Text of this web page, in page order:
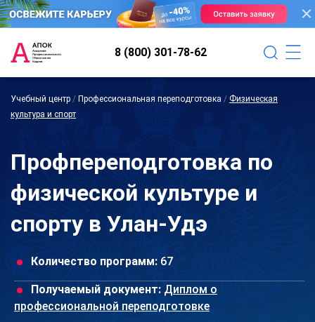
8 (800) 301-78-62
Учебный центр / Профессиональная переподготовка / Физическая
культура и спорт
Профпереподготовка по
физической культуре и
спорту в Улан-Удэ
Количество программ: 67
Получаемый документ: Диплом о
профессиональной переподготовке